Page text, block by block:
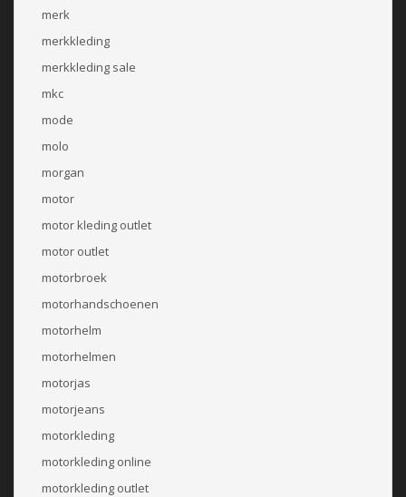
merk
merkkleding
merkkleding sale
mkc
mode
molo
morgan
motor
motor kleding outlet
motor outlet
motorbroek
motorhandschoenen
motorhelm
motorhelmen
motorjas
motorjeans
motorkleding
motorkleding online
motorkleding outlet